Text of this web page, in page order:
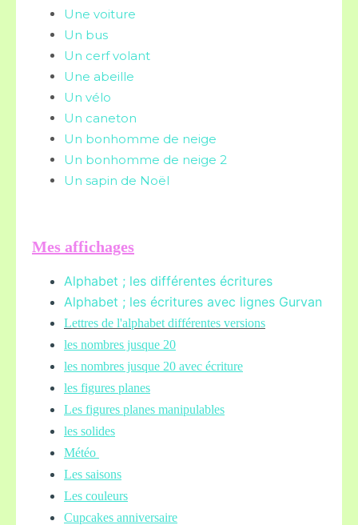
Une voiture
Un bus
Un cerf volant
Une abeille
Un vélo
Un caneton
Un bonhomme de neige
Un bonhomme de neige 2
Un sapin de Noël
Mes affichages
Alphabet ; les différentes écritures
Alphabet ; les écritures avec lignes Gurvan
Lettres de l'alphabet différentes versions
les nombres jusque 20
les nombres jusque 20 avec écriture
les figures planes
Les figures planes manipulables
les solides
Météo
Les saisons
Les couleurs
Cupcakes anniversaire